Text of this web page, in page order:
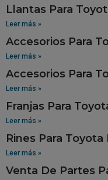
Llantas Para
Leer más »
Accesorios Para
Leer más »
Accesorios Para
Leer más »
Franjas Para
Leer más »
Rines Para Toyota
Leer más »
Venta De Partes